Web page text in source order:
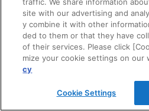
修理・点検
お問い合わせ
ログイン
建築・設計関係者様向けサイト
site with our advertising and
y combine it with other
ded to them or that they have
of their services. Please click
mize your cookie settings on our
cy
Cookie Settings